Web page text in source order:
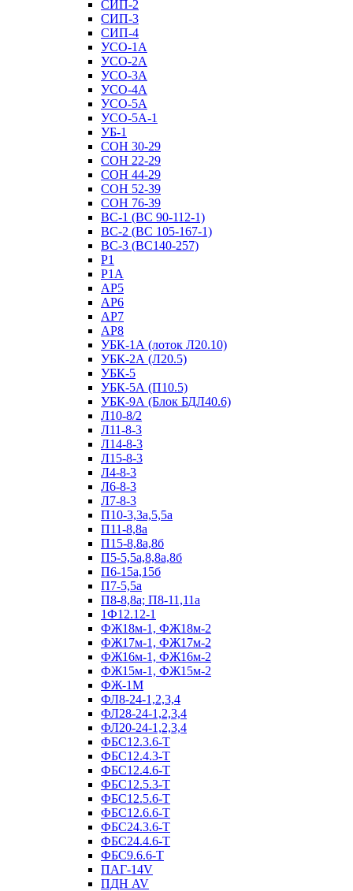
СИП-2
СИП-3
СИП-4
УСО-1А
УСО-2А
УСО-3А
УСО-4А
УСО-5А
УСО-5А-1
УБ-1
СОН 30-29
СОН 22-29
СОН 44-29
СОН 52-39
СОН 76-39
ВС-1 (ВС 90-112-1)
ВС-2 (ВС 105-167-1)
ВС-3 (ВС140-257)
Р1
Р1А
АР5
АР6
АР7
АР8
УБК-1А (лоток Л20.10)
УБК-2А (Л20.5)
УБК-5
УБК-5А (П10.5)
УБК-9А (Блок БДЛ40.6)
Л10-8/2
Л11-8-3
Л14-8-3
Л15-8-3
Л4-8-3
Л6-8-3
Л7-8-3
П10-3,3а,5,5а
П11-8,8а
П15-8,8а,8б
П5-5,5а,8,8а,8б
П6-15а,15б
П7-5,5а
П8-8,8а; П8-11,11а
1Ф12.12-1
ФЖ18м-1, ФЖ18м-2
ФЖ17м-1, ФЖ17м-2
ФЖ16м-1, ФЖ16м-2
ФЖ15м-1, ФЖ15м-2
ФЖ-1М
ФЛ8-24-1,2,3,4
ФЛ28-24-1,2,3,4
ФЛ20-24-1,2,3,4
ФБС12.3.6-Т
ФБС12.4.3-Т
ФБС12.4.6-Т
ФБС12.5.3-Т
ФБС12.5.6-Т
ФБС12.6.6-Т
ФБС24.3.6-Т
ФБС24.4.6-Т
ФБС9.6.6-Т
ПАГ-14V
ПДН AV